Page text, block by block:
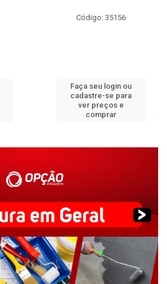
Código: 35156
Faça seu login ou
cadastre-se para
ver preços e
comprar